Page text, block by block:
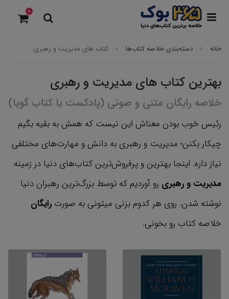
0
خانه دسته‌بندی خلاصه کتاب‌ها کتاب های مدیریت و رهبری
بهترین کتاب های مدیریت و رهبری
خلاصه رایگان متنی و صوتی (پادکست یا کتاب گویا)
رئیس خوب بودن معناش این نیست که همش به بقیه بگیم
چیکار بکنن؛ مدیریت و رهبری به دانش و مهارت‌های مختلفی
نیاز داره. اینجا بهترین و پرفروش‌ترین کتاب‌های دنیا در زمینه
مدیریت و رهبری رو آوردیم که توسط بزرگ‌ترین رهبران دنیا
نوشته شدن. روی هر کدوم بزنی میتونی به صورت رایگان
خلاصه کتاب رو بخونی.